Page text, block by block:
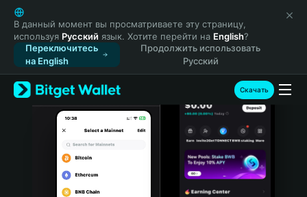
English
日本語
Tiếng Việt
Русский
Español (Latinoamérica)
Türkçe
Italiano
Português (Portugal)
В данный момент вы просматриваете эту страницу,
используя Русский язык. Хотите перейти на English?
Переключитесь
на English
Продолжить использовать
Русский
Скачать